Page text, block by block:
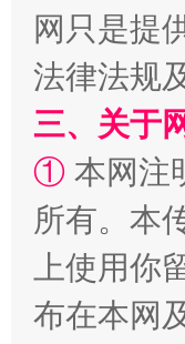
招工难、
网只是提
法律法规
三、关于
① 本网注
所有。本
上使用
布在本网